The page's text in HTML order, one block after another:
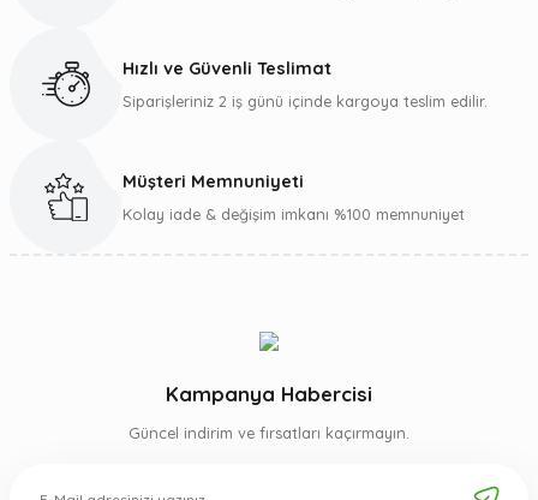
Gönder
Hızlı ve Güvenli Teslimat
Siparişleriniz 2 iş günü içinde kargoya teslim edilir.
Müşteri Memnuniyeti
Kolay iade & değişim imkanı %100 memnuniyet
Kampanya Habercisi
Güncel indirim ve fırsatları kaçırmayın.